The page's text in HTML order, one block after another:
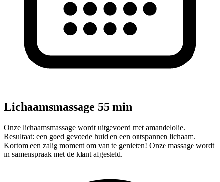
Lichaamsmassage 55 min
Onze lichaamsmassage wordt uitgevoerd met amandelolie.
Resultaat: een goed gevoede huid en een ontspannen lichaam.
Kortom een zalig moment om van te genieten! Onze massage wordt
in samenspraak met de klant afgesteld.